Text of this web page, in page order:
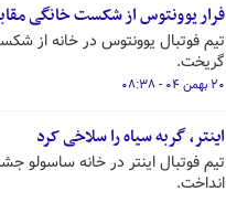
فرار یوونتوس از شکست خانگی
تیم فوتبال یوونتوس در خانه از
گریخت.
۲۰ بهمن ۰۴ - ۰۸:۳۸
اینتر، گربه سیاه را سلاخی کرد
تیم فوتبال اینتر در خانه ساسولو
انداخت.